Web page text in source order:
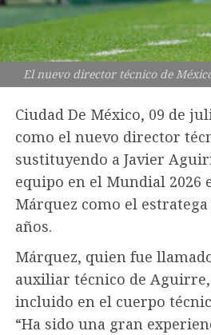
El nuevo director técnico de
Ciudad De México, 09 de
como el nuevo director
sustituyendo a Javier
equipo en el Mundial 2026
Márquez como el
años.
Márquez, quien fue
auxiliar técnico de
incluido en el cuerpo
“Ha sido una gran